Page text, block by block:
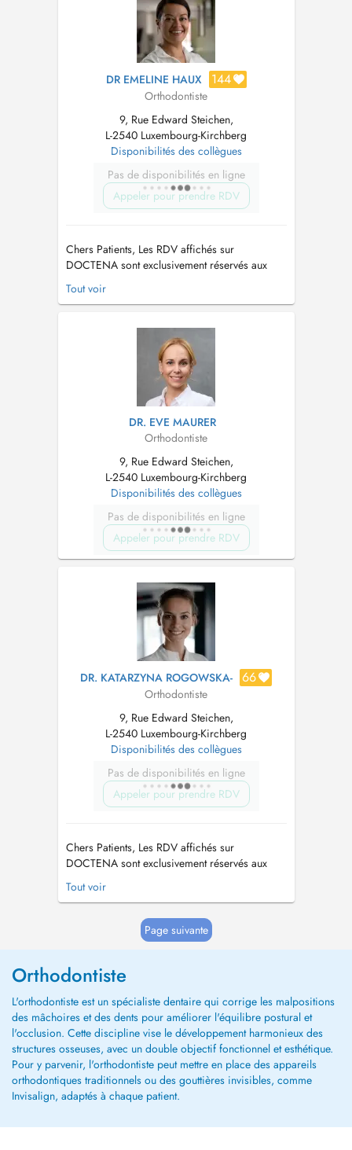
DR EMELINE HAUX 144
Orthodontiste
9, Rue Edward Steichen,
L-2540 Luxembourg-Kirchberg
Disponibilités des collègues
Pas de disponibilités en ligne
Appeler pour prendre RDV
Chers Patients, Les RDV affichés sur
DOCTENA sont exclusivement réservés aux
NOUVEAUX Patients souhaitant avoir: (1) un
Avis Orthodontique (2) des explications sur les
Orthodontiques pour Enfants et Adultes :
Visible (Brackets) et Invisible (Linguale, In...
Tout voir
DR. EVE MAURER
Orthodontiste
9, Rue Edward Steichen,
L-2540 Luxembourg-Kirchberg
Disponibilités des collègues
Pas de disponibilités en ligne
Appeler pour prendre RDV
DR. KATARZYNA ROGOWSKA- 66
Orthodontiste
9, Rue Edward Steichen,
L-2540 Luxembourg-Kirchberg
Disponibilités des collègues
Pas de disponibilités en ligne
Appeler pour prendre RDV
Chers Patients, Les RDV affichés sur
DOCTENA sont exclusivement réservés aux
NOUVEAUX Patients souhaitant avoir: (1) un
Avis Orthodontique (2) des explications sur les
Orthodontiques pour Enfants et Adultes :
Visible (Brackets) et Invisible (Linguale, In...
Tout voir
Page suivante
Orthodontiste
L'orthodontiste est un spécialiste dentaire qui corrige les malpositions
des mâchoires et des dents pour améliorer l'équilibre postural et
l'occlusion. Cette discipline vise le développement harmonieux des
structures osseuses, avec un double objectif fonctionnel et esthétique.
Pour y parvenir, l'orthodontiste peut mettre en place des appareils
orthodontiques traditionnels ou des gouttières invisibles, comme
Invisalign, adaptés à chaque patient.